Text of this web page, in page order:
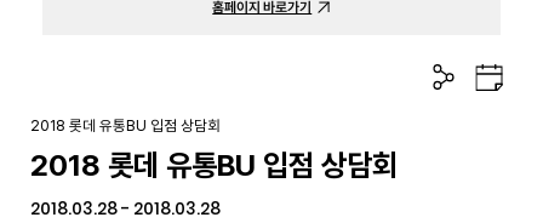
홈페이지 바로가기
공
유
구
글
2018 롯데 유통BU 입점 상담회
2018 롯데 유통BU 입점 상담회
2018.03.28 - 2018.03.28